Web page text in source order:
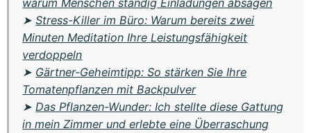
➤Stress-Killer im Büro: Warum bereits zwei
Minuten Meditation Ihre Leistungsfähigkeit
verdoppeln
➤ Gärtner-Geheimtipp: So stärken Sie Ihre
Tomatenpflanzen mit Backpulver
➤ Das Pflanzen-Wunder: Ich stellte diese Gattung
in mein Zimmer und erlebte eine Überraschung